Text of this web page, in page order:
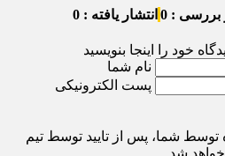
بررسی : 0 انتشار یافته : 0
خود را اینجا بنویسید
نام شما
پست الکترونیکی
توسط شما، پس از تایید توسط تیم